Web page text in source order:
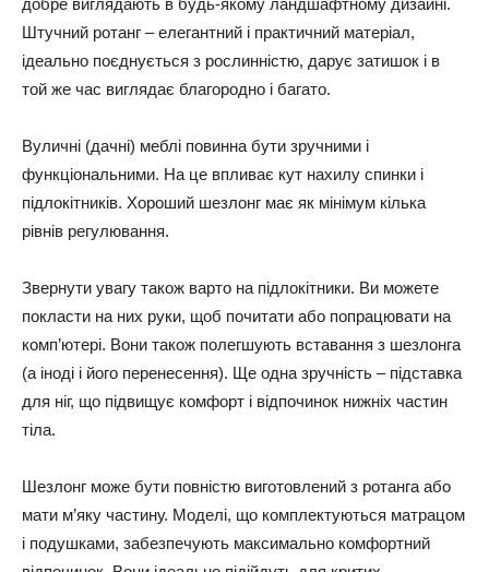
добре виглядають в будь-якому ландшафтному дизайні.
Штучний ротанг – елегантний і практичний матеріал,
ідеально поєднується з рослинністю, дарує затишок і в
той же час виглядає благородно і багато.
Вуличні (дачні) меблі повинна бути зручними і
функціональними. На це впливає кут нахилу спинки і
підлокітників. Хороший шезлонг має як мінімум кілька
рівнів регулювання.
Звернути увагу також варто на підлокітники. Ви можете
покласти на них руки, щоб почитати або попрацювати на
комп’ютері. Вони також полегшують вставання з шезлонга
(а іноді і його перенесення). Ще одна зручність – підставка
для ніг, що підвищує комфорт і відпочинок нижніх частин
тіла.
Шезлонг може бути повністю виготовлений з ротанга або
мати м’яку частину. Моделі, що комплектуються матрацом
і подушками, забезпечують максимально комфортний